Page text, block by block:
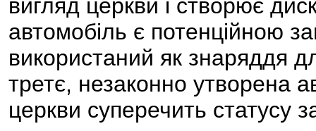
вигляд церкви і створює
автомобіль є потенційною
використаний як знаряддя
третє, незаконно утворена
церкви суперечить статусу